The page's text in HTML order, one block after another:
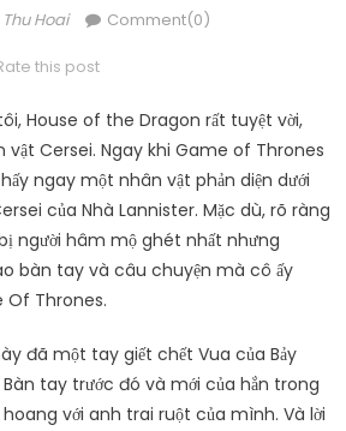
Author
Thu Hoai Comment(0)
this post
House of the Dragon rất tuyệt vời,
vật Cersei. Ngay khi Game of Thrones
ngay một nhân vật phản diện dưới
của Nhà Lannister. Mặc dù, rõ ràng
người hâm mộ ghét nhất nhưng
bàn tay và câu chuyện mà cô ấy
Thrones.
đã một tay giết chết Vua của Bảy
tay trước đó và mới của hắn trong
với anh trai ruột của mình. Và lời